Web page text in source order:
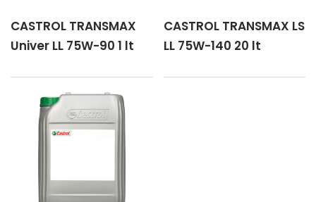
CASTROL TRANSMAX
Univer LL 75W-90 1 lt
CASTROL TRANSMAX LS
LL 75W-140 20 lt